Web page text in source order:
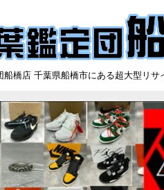
船橋店 千葉県船橋市にある超大型リ